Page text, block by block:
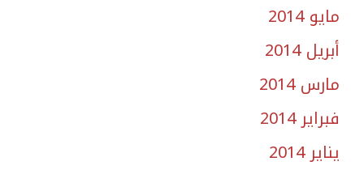
مايو 2014
أبريل 2014
مارس 2014
فبراير 2014
يناير 2014